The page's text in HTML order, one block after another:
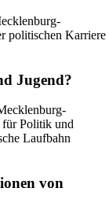
politischen Karriere
Jugend?
für Politik und
Laufbahn
von